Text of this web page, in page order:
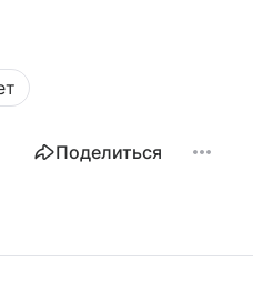
Поделиться